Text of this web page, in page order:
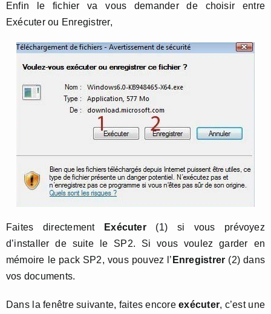
Enfin le fichier va vous demander de choisir entre
Exécuter ou Enregistrer,
Faites directement Exécuter (1) si vous prévoyez
d’installer de suite le SP2. Si vous voulez garder en
mémoire le pack SP2, vous pouvez l’ Enregistrer (2) dans
vos documents.
Dans la fenêtre suivante, faites encoreexécuter, c’est une